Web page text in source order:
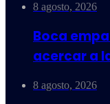
8 agosto, 2026
Boca
acercar a
8 agosto, 2026